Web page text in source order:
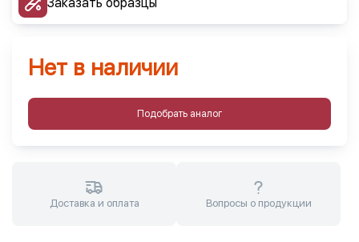
Нет в наличии
Подобрать аналог
Доставка и оплата Вопросы о продукции